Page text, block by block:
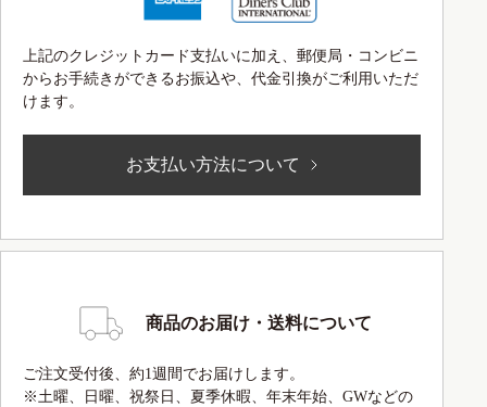
上記のクレジットカード支払いに加え、郵便局・コンビニ
からお手続きができるお振込や、代金引換がご利用いただ
けます。
お支払い方法について
商品のお届け・送料について
ご注文受付後、約1週間でお届けします。
※土曜、日曜、祝祭日、夏季休暇、年末年始、GWなどの